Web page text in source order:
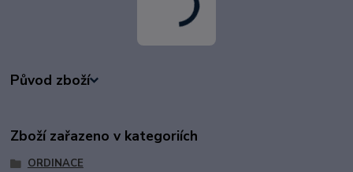
Původ zboží
Zboží zařazeno v kategoriích
ORDINACE